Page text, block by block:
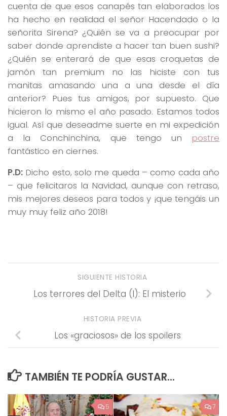
cuenta de que esos canapés tan elaborados los
ha hecho en realidad el señor Hacendado o la
señorita Sirena? ¿Quién se va a preocupar por
saber donde aprendiste a hacer tan buen sushi?
¿Quién se enterará de que esas croquetas de
jamón tan premium no las hiciste con tus
manitas amasando una a una desde el día
anterior? Pues tus amigos, por supuesto. Que
hicieron lo mismo el año pasado. Estamos todos
igual. Así que deseadme suerte en mi expedición
a la Conchinchina, que tengo un postre
fantástico en ciernes.
P.D: Dicho esto, solo me queda – como cada año
– que felicitaros la Navidad, aunque con retraso,
mis mejores deseos para todos y ¡que tengáis un
muy muy feliz año 2018!
SIGUIENTE HISTORIA
Los terrores del Delta (I): El misterio
HISTORIA PREVIA
Los «graciosos» de los spoilers
TAMBIÉN TE PODRÍA GUSTAR...
5 7